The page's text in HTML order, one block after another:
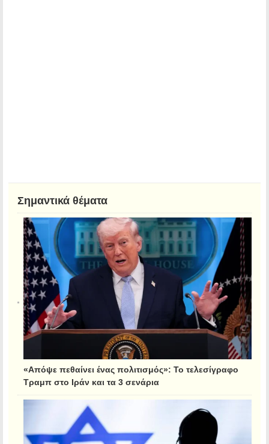
Σημαντικά θέματα
«Απόψε πεθαίνει ένας πολιτισμός»: Το τελεσίγραφο
Τραμπ στο Ιράν και τα 3 σενάρια